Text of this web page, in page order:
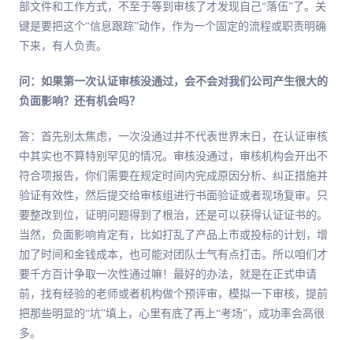
部文件和工作方式，不至于等到审核了才发现自己“落伍”了。关
键是要把这个“信息跟踪”动作，作为一个固定的流程或职责明确
下来，有人负责。
问：如果第一次认证审核没通过，会不会对我们公司产生很大的
负面影响？还有机会吗？
答：首先别太焦虑，一次没通过并不代表世界末日，在认证审核
中其实也不算特别罕见的情况。审核没通过，审核机构会开出不
符合项报告，你们需要在规定时间内完成原因分析、纠正措施并
验证有效性，然后提交给审核组进行书面验证或者现场复审。只
要整改到位，证明问题得到了根治，还是可以获得认证证书的。
当然，负面影响肯定有，比如打乱了产品上市或投标的计划，增
加了时间和金钱成本，也可能对团队士气有点打击。所以咱们才
要千方百计争取一次性通过嘛！最好的办法，就是在正式申请
前，找有经验的老师或者机构做个预评审，模拟一下审核，提前
把那些明显的“坑”填上，心里有底了再上“考场”，成功率会高很
多。